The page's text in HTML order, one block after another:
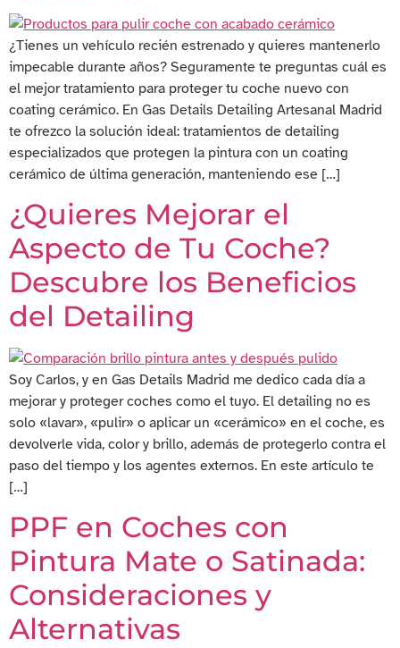
¿Tienes un vehículo recién estrenado y quieres mantenerlo
impecable durante años? Seguramente te preguntas cuál es
el mejor tratamiento para proteger tu coche nuevo con
coating cerámico. En Gas Details Detailing Artesanal Madrid
te ofrezco la solución ideal: tratamientos de detailing
especializados que protegen la pintura con un coating
cerámico de última generación, manteniendo ese […]
¿Quieres Mejorar el
Aspecto de Tu Coche?
Descubre los Beneficios
del Detailing
Soy Carlos, y en Gas Details Madrid me dedico cada día a
mejorar y proteger coches como el tuyo. El detailing no es
solo «lavar», «pulir» o aplicar un «cerámico» en el coche, es
devolverle vida, color y brillo, además de protegerlo contra el
paso del tiempo y los agentes externos. En este artículo te
[…]
PPF en Coches con
Pintura Mate o Satinada:
Consideraciones y
Alternativas